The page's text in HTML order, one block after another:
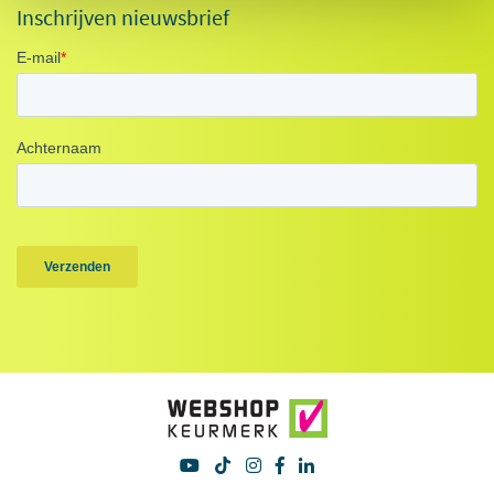
Inschrijven nieuwsbrief